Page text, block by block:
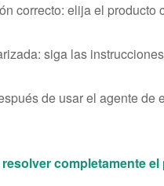
correcto: elija el
siga las
de usar el agente
completamente